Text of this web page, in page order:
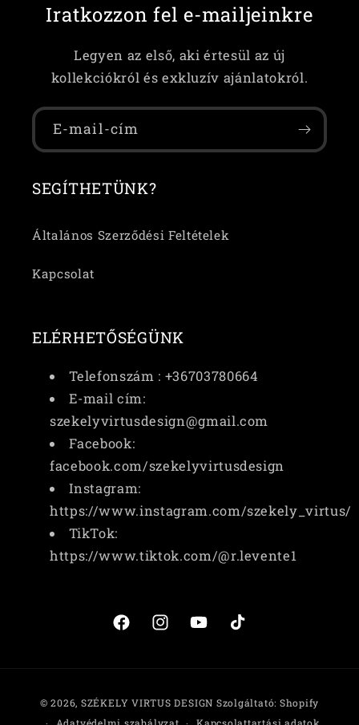
Iratkozzon fel e-mailjeinkre
Legyen az első, aki értesül az új
kollekciókról és exkluzív ajánlatokról.
E-mail-cím
SEGÍTHETÜNK?
Általános Szerződési Feltételek
Kapcsolat
ELÉRHETŐSÉGÜNK
Telefonszám : +36703780664
E-mail cím:
szekelyvirtusdesign@gmail.com
Facebook:
facebook.com/szekelyvirtusdesign
Instagram:
https://www.instagram.com/szekely_virtus/
TikTok:
https://www.tiktok.com/@r.levente1
FacebookInstagramYouTubeTikTok
© 2026, SZÉKELY VIRTUS DESIGN Szolgáltató: Shopify